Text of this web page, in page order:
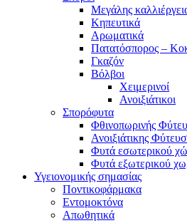
Μεγάλης
Κηπευτικά
Αρωματικά
Πατατόσπορος –
Γκαζόν
Βόλβοι
Χειμερινοί
Ανοιξιάτικοι
Σπορόφυτα
Φθινοπωρινής
Ανοιξιάτικης
Φυτά εσωτερικού
Φυτά εξωτερικού
Υγειονομικής σημασίας
Ποντικοφάρμακα
Εντομοκτόνα
Απωθητικά